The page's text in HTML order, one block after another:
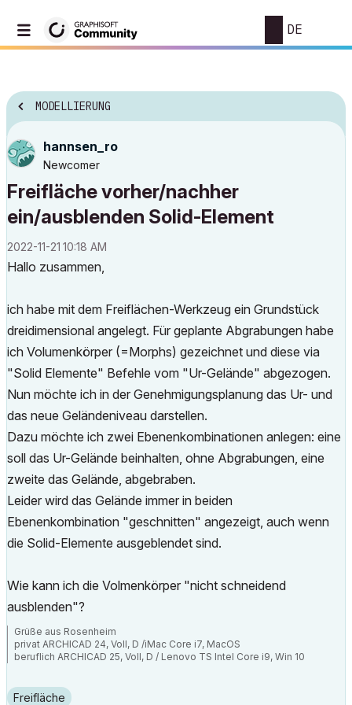
DE
MODELLIERUNG
hannsen_ro
Newcomer
Freifläche vorher/nachher
ein/ausblenden Solid-Element
‎2022-11-21 10:18 AM
Hallo zusammen,
ich habe mit dem Freiflächen-Werkzeug ein Grundstück
dreidimensional angelegt. Für geplante Abgrabungen habe
ich Volumenkörper (=Morphs) gezeichnet und diese via
"Solid Elemente" Befehle vom "Ur-Gelände" abgezogen.
Nun möchte ich in der Genehmigungsplanung das Ur- und
das neue Geländeniveau darstellen.
Dazu möchte ich zwei Ebenenkombinationen anlegen: eine
soll das Ur-Gelände beinhalten, ohne Abgrabungen, eine
zweite das Gelände, abgebraben.
Leider wird das Gelände immer in beiden
Ebenenkombination "geschnitten" angezeigt, auch wenn
die Solid-Elemente ausgeblendet sind.
Wie kann ich die Volmenkörper "nicht schneidend
ausblenden"?
Grüße aus Rosenheim
privat ARCHICAD 24, Voll, D /iMac Core i7, MacOS
beruflich ARCHICAD 25, Voll, D / Lenovo TS Intel Core i9, Win 10
Freifläche